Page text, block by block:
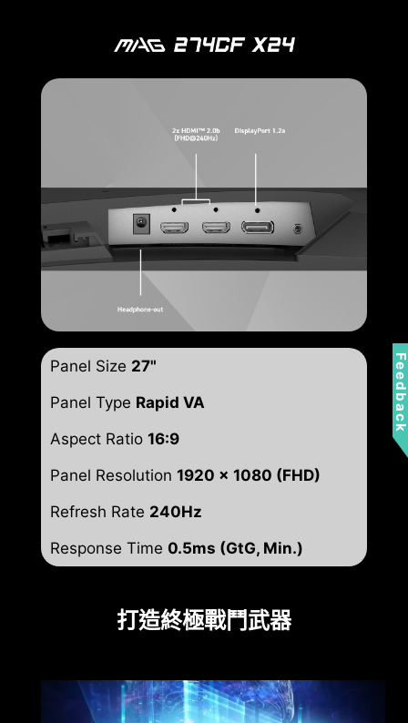
Panel Size 27"
Panel Type Rapid VA
Aspect Ratio 16:9
Panel Resolution 1920 x 1080 (FHD)
Refresh Rate 240Hz
Response Time 0.5ms (GtG, Min.)
打造終極戰鬥武器